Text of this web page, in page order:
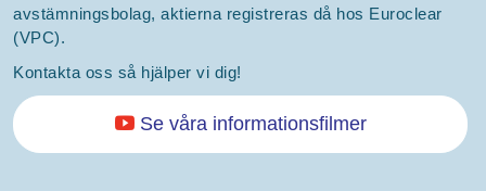
avstämningsbolag, aktierna registreras då hos Euroclear
(VPC).
Kontakta oss så hjälper vi dig!
Se våra informationsfilmer